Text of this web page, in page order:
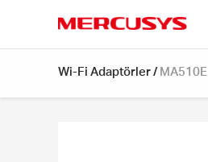
Wi-Fi Adaptörler/ MA510E